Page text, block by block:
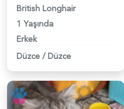
British Longhair
1 Yaşında
Erkek
Düzce / Düzce